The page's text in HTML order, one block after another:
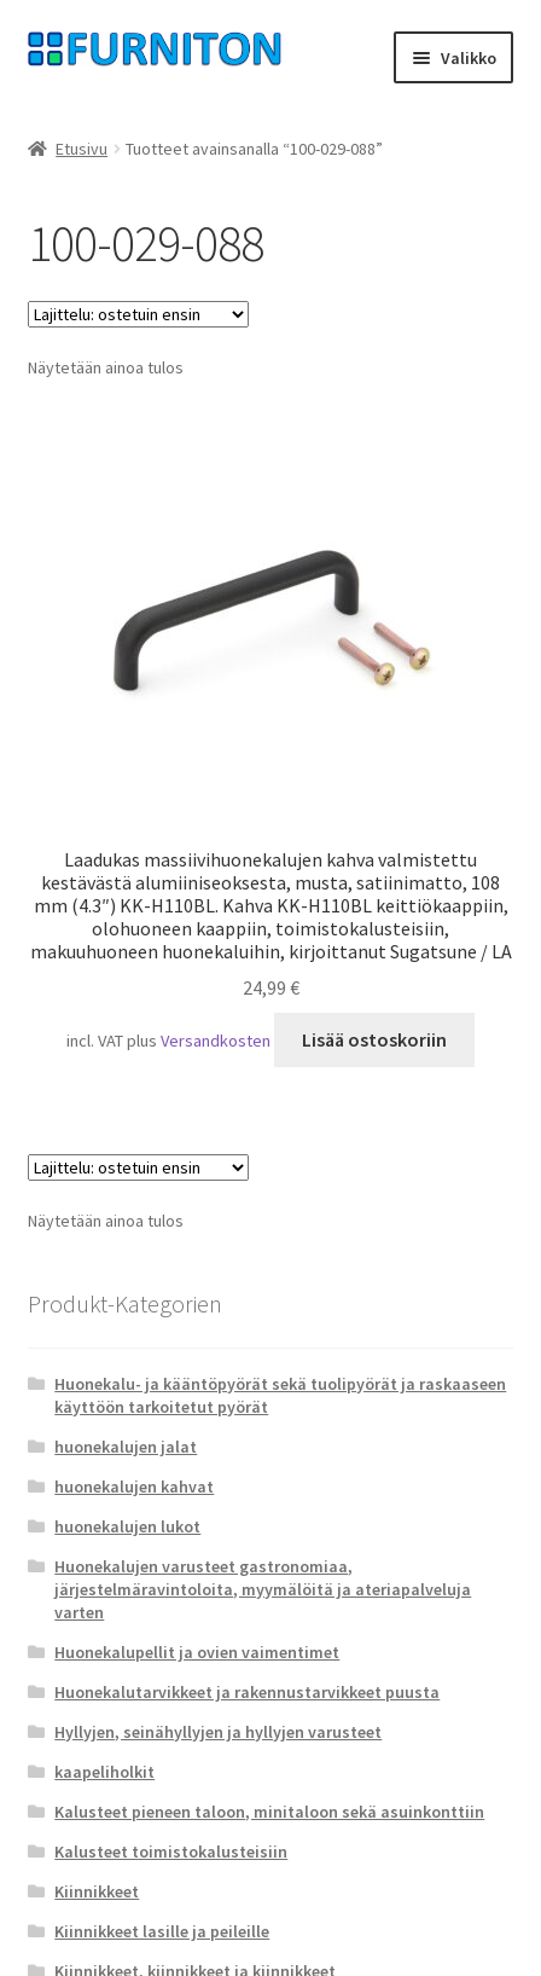
Siirry
navigointiin
Siirry
sisältöön
Valikko
yksityisyyttä
peruuttamisoikeus
Ottaa yhteyttä
Etusivu Tuotteet avainsanalla “100-029-088”
100-029-088
Näytetään ainoa tulos
Laadukas massiivihuonekalujen kahva valmistettu
kestävästä alumiiniseoksesta, musta, satiinimatto, 108
mm (4.3″) KK-H110BL. Kahva KK-H110BL keittiökaappiin,
olohuoneen kaappiin, toimistokalusteisiin,
makuuhuoneen huonekaluihin, kirjoittanut Sugatsune / LA
24,99 €
incl. VATplusVersandkosten Lisää ostoskoriin
Näytetään ainoa tulos
Produkt-Kategorien
Huonekalu- ja kääntöpyörät sekä tuolipyörät ja raskaaseen
käyttöön tarkoitetut pyörät
huonekalujen jalat
huonekalujen kahvat
huonekalujen lukot
Huonekalujen varusteet gastronomiaa,
järjestelmäravintoloita, myymälöitä ja ateriapalveluja
varten
Huonekalupellit ja ovien vaimentimet
Huonekalutarvikkeet ja rakennustarvikkeet puusta
Hyllyjen, seinähyllyjen ja hyllyjen varusteet
kaapeliholkit
Kalusteet pieneen taloon, minitaloon sekä asuinkonttiin
Kalusteet toimistokalusteisiin
Kiinnikkeet
Kiinnikkeet lasille ja peileille
Kiinnikkeet, kiinnikkeet ja kiinnikkeet